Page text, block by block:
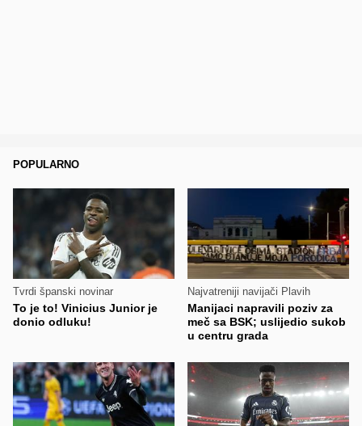
POPULARNO
Tvrdi španski novinar
To je to! Vinicius Junior je
donio odluku!
Najvatreniji navijači Plavih
Manijaci napravili poziv za
meč sa BSK; uslijedio sukob
u centru grada